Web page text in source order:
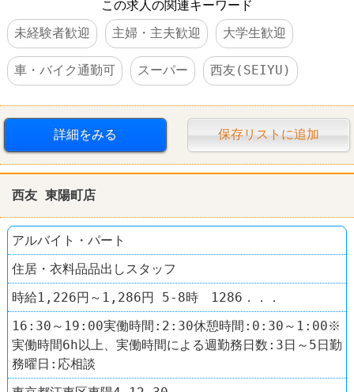
この求人の関連キーワード
未経験者歓迎
主婦・主夫歓迎 大学生歓迎
車・バイク通勤可 スーパー 西友(SEIYU)
詳細をみる 保存リストに追加
西友 東陽町店
アルバイト・パート
住居・衣料品品出しスタッフ
時給1,226円～1,286円 5-8時 1286．．．
16:30～19:00実働時間:2:30休憩時間:0:30～1:00※
実働時間6h以上、実働時間による週勤務日数:3日～5日勤
務曜日:応相談